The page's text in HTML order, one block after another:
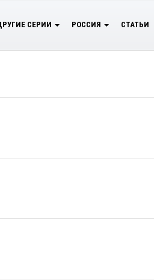
СЕРИИ РОССИЯ СТАТЬИ